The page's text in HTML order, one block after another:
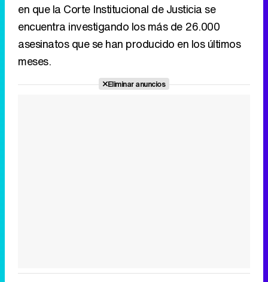
en que la Corte Institucional de Justicia se
encuentra investigando los más de 26.000
asesinatos que se han producido en los últimos
meses.
Eliminar anuncios